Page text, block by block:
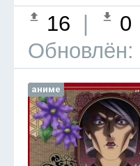
16 0
Обновлён:
аниме